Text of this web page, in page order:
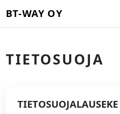
BT-WAY OY
TIETOSUOJA
TIETOSUOJALAUSEKE